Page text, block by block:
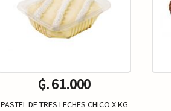
₲. 61.000
PASTEL DE TRES LECHES CHICO X KG